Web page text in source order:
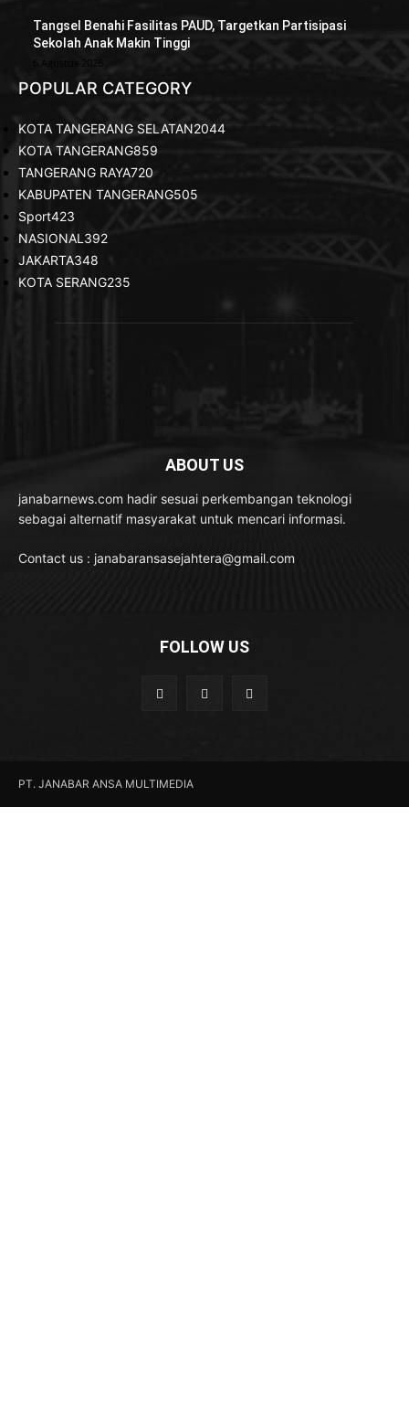
Tangsel Benahi Fasilitas PAUD, Targetkan Partisipasi
Sekolah Anak Makin Tinggi
6 Agustus 2026
POPULAR CATEGORY
KOTA TANGERANG SELATAN2044
KOTA TANGERANG859
TANGERANG RAYA720
KABUPATEN TANGERANG505
Sport423
NASIONAL 392
JAKARTA348
KOTA SERANG235
ABOUT US
janabarnews.com hadir sesuai perkembangan teknologi
sebagai alternatif masyarakat untuk mencari informasi.
Contact us : janabaransasejahtera@gmail.com
FOLLOW US
PT. JANABAR ANSA MULTIMEDIA